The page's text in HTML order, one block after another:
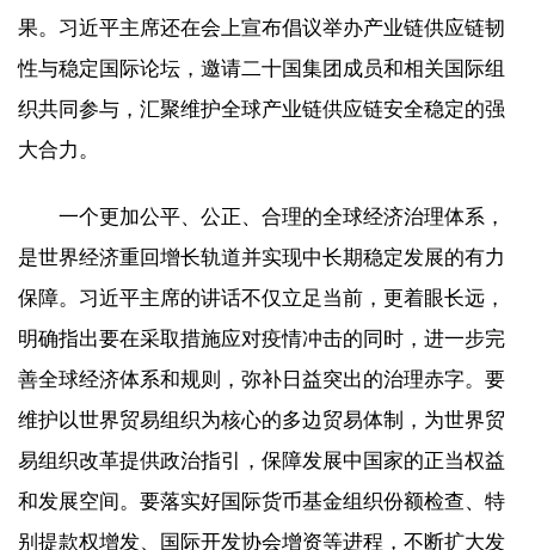
果。习近平主席还在会上宣布倡议举办产业链供应链韧
性与稳定国际论坛，邀请二十国集团成员和相关国际组
织共同参与，汇聚维护全球产业链供应链安全稳定的强
大合力。
一个更加公平、公正、合理的全球经济治理体系，
是世界经济重回增长轨道并实现中长期稳定发展的有力
保障。习近平主席的讲话不仅立足当前，更着眼长远，
明确指出要在采取措施应对疫情冲击的同时，进一步完
善全球经济体系和规则，弥补日益突出的治理赤字。要
维护以世界贸易组织为核心的多边贸易体制，为世界贸
易组织改革提供政治指引，保障发展中国家的正当权益
和发展空间。要落实好国际货币基金组织份额检查、特
别提款权增发、国际开发协会增资等进程，不断扩大发